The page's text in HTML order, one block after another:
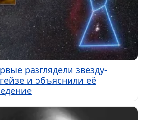
разглядели звезду-
и объяснили её